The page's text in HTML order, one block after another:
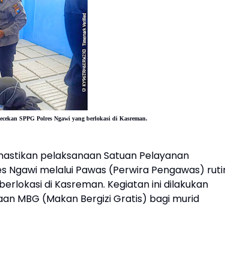
SPPG Polres Ngawi yang berlokasi di Kasreman.
pelaksanaan Satuan Pelayanan
Ngawi melalui Pawas (Perwira Pengawas)
di Kasreman. Kegiatan ini dilakukan
MBG (Makan Bergizi Gratis) bagi murid